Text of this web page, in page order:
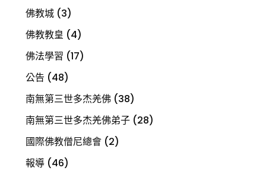
佛教城 (3)
佛教教皇 (4)
佛法學習 (17)
公告 (48)
南無第三世多杰羌佛 (38)
南無第三世多杰羌佛弟子 (28)
國際佛教僧尼總會 (2)
報導 (46)